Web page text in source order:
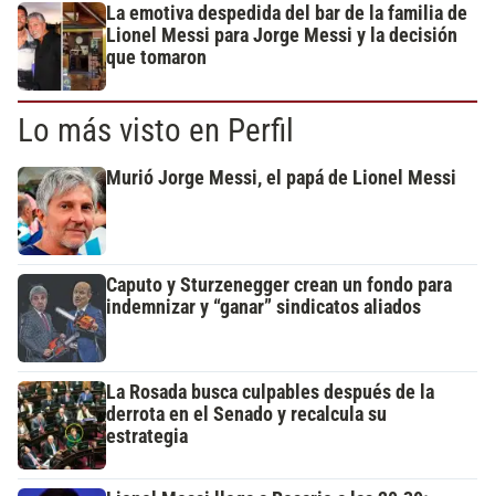
La emotiva despedida del bar de la familia de
Lionel Messi para Jorge Messi y la decisión
que tomaron
Lo más visto en Perfil
Murió Jorge Messi, el papá de Lionel Messi
Caputo y Sturzenegger crean un fondo para
indemnizar y “ganar” sindicatos aliados
La Rosada busca culpables después de la
derrota en el Senado y recalcula su
estrategia